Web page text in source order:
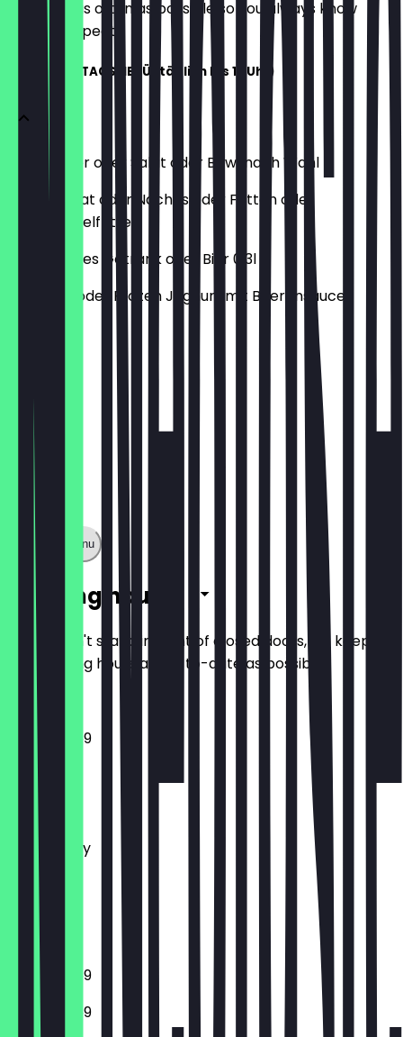
update it as often as possible so you always know
what to expect.
PETER'S MITTAGSMENÜ (täglich bis 17 Uhr)
Dein Burger oder Salat oder Bowl nach Wahl
Kleiner Salat oder Nachos oder Fritten oder
Süßkartoffelfritten
Alkoholfreies Getränk oder Bier 0,3l
Hot Drink oder Frozen Joghurt mit Beerensauce
Show full menu
Opening hours
So you don't stand in front of closed doors, we keep
the opening hours as up-to-date as possible.
12:00 - 23:59
Monday
Tuesday
Wednesday
Thursday
Friday
Saturday
Sunday
12:00 - 23:59
12:00 - 23:59